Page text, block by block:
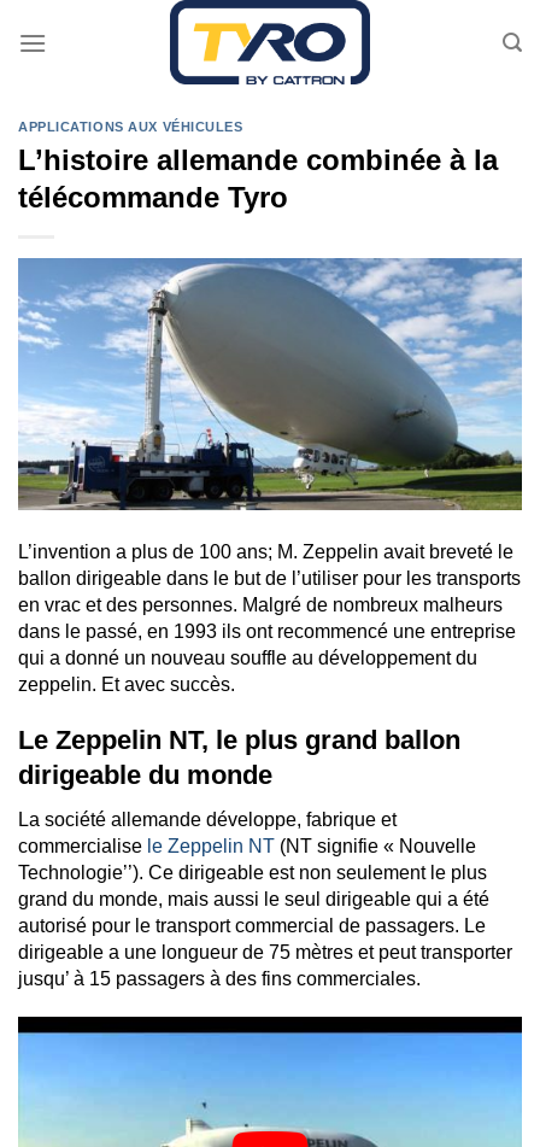
APPLICATIONS AUX VÉHICULES
L’histoire allemande combinée à la
télécommande Tyro
L’invention a plus de 100 ans; M. Zeppelin avait breveté le
ballon dirigeable dans le but de l’utiliser pour les transports
en vrac et des personnes. Malgré de nombreux malheurs
dans le passé, en 1993 ils ont recommencé une entreprise
qui a donné un nouveau souffle au développement du
zeppelin. Et avec succès.
Le Zeppelin NT, le plus grand ballon
dirigeable du monde
La société allemande développe, fabrique et
commercialise le Zeppelin NT (NT signifie « Nouvelle
Technologie’’). Ce dirigeable est non seulement le plus
grand du monde, mais aussi le seul dirigeable qui a été
autorisé pour le transport commercial de passagers. Le
dirigeable a une longueur de 75 mètres et peut transporter
jusqu’ à 15 passagers à des fins commerciales.